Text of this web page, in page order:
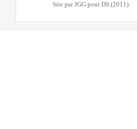
Site par JGG pour DS (2011)